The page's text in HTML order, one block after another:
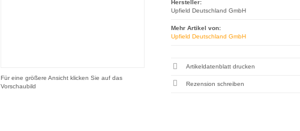
Für eine größere Ansicht klicken Sie auf das
Vorschaubild
Hersteller:
Upfield Deutschland GmbH
Mehr Artikel von:
Upfield Deutschland GmbH
Artikeldatenblatt drucken
Rezension schreiben